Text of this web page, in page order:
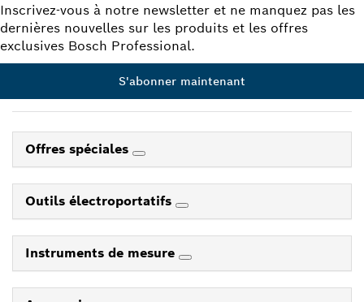
Inscrivez-vous à notre newsletter et ne manquez pas les
dernières nouvelles sur les produits et les offres
exclusives Bosch Professional.
S'abonner maintenant
Offres spéciales
Outils électroportatifs
Instruments de mesure